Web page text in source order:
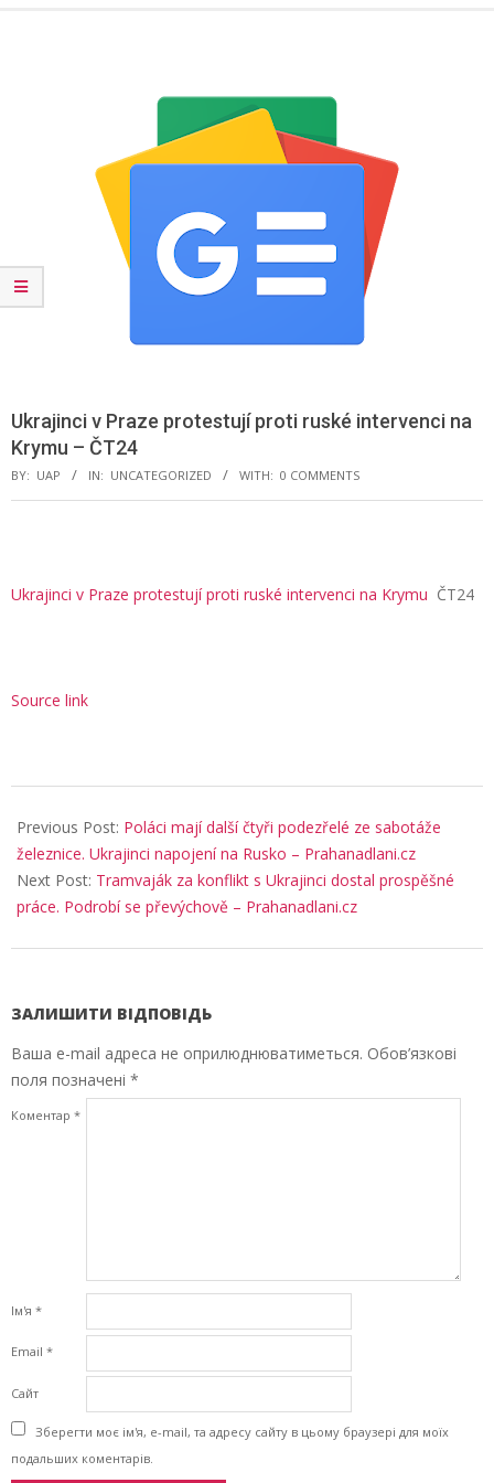
Ukrajinci v Praze protestují proti ruské intervenci na
Krymu – ČT24
BY: UAP IN: UNCATEGORIZED WITH: 0 COMMENTS
Ukrajinci v Praze protestují proti ruské intervenci na Krymu ČT24
Source link
05-
17
Previous Post: Poláci mají další čtyři podezřelé ze sabotáže
železnice. Ukrajinci napojení na Rusko – Prahanadlani.cz
Next Post: Tramvaják za konflikt s Ukrajinci dostal prospěšné
práce. Podrobí se převýchově – Prahanadlani.cz
ЗАЛИШИТИ ВІДПОВІДЬ
Ваша e-mail адреса не оприлюднюватиметься. Обов’язкові
поля позначені *
Коментар *
Ім'я *
Email *
Сайт
Зберегти моє ім'я, e-mail, та адресу сайту в цьому браузері для моїх
подальших коментарів.